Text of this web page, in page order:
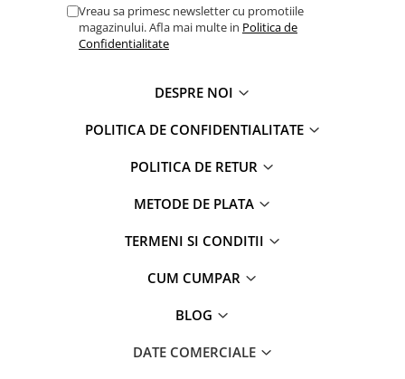
Vreau sa primesc newsletter cu promotiile
magazinului. Afla mai multe in Politica de
Confidentialitate
DESPRE NOI
POLITICA DE CONFIDENTIALITATE
POLITICA DE RETUR
METODE DE PLATA
TERMENI SI CONDITII
CUM CUMPAR
BLOG
DATE COMERCIALE